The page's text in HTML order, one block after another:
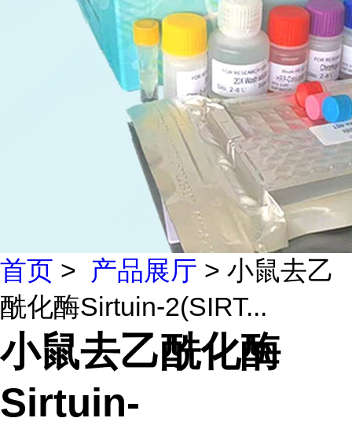
首页 > 产品展厅 > 小鼠去乙
酰化酶Sirtuin-2(SIRT...
小鼠去乙酰化酶
Sirtuin-